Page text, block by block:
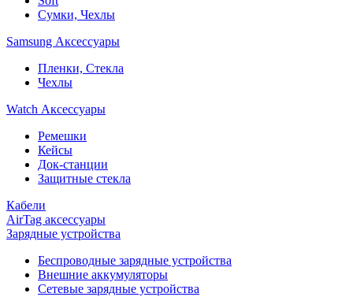
Сумки, Чехлы
Samsung Аксессуары
Пленки, Стекла
Чехлы
Watch Аксессуары
Ремешки
Кейсы
Док-станции
Защитные стекла
Кабели
AirTag аксессуары
Зарядные устройства
Беспроводные зарядные устройства
Внешние аккумуляторы
Сетевые зарядные устройства